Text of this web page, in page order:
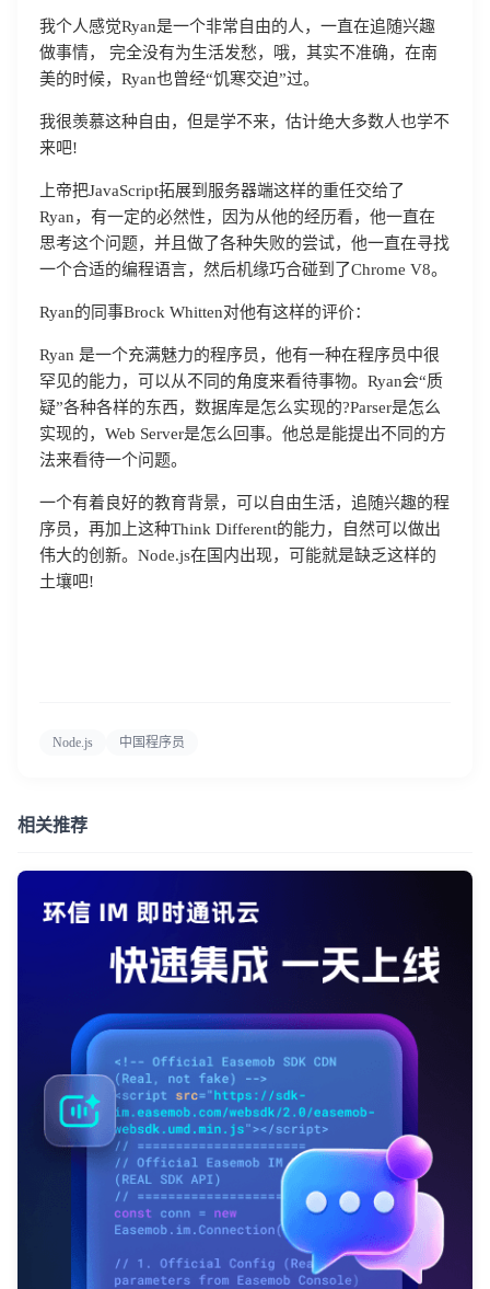
我个人感觉Ryan是一个非常自由的人，一直在追随兴趣
做事情， 完全没有为生活发愁，哦，其实不准确，在南
美的时候，Ryan也曾经“饥寒交迫”过。
我很羡慕这种自由，但是学不来，估计绝大多数人也学不
来吧!
上帝把JavaScript拓展到服务器端这样的重任交给了
Ryan，有一定的必然性，因为从他的经历看，他一直在
思考这个问题，并且做了各种失败的尝试，他一直在寻找
一个合适的编程语言，然后机缘巧合碰到了Chrome V8。
Ryan的同事Brock Whitten对他有这样的评价：
Ryan 是一个充满魅力的程序员，他有一种在程序员中很
罕见的能力，可以从不同的角度来看待事物。Ryan会“质
疑”各种各样的东西，数据库是怎么实现的?Parser是怎么
实现的，Web Server是怎么回事。他总是能提出不同的方
法来看待一个问题。
一个有着良好的教育背景，可以自由生活，追随兴趣的程
序员，再加上这种Think Different的能力，自然可以做出
伟大的创新。Node.js在国内出现，可能就是缺乏这样的
土壤吧!
Node.js 中国程序员
相关推荐